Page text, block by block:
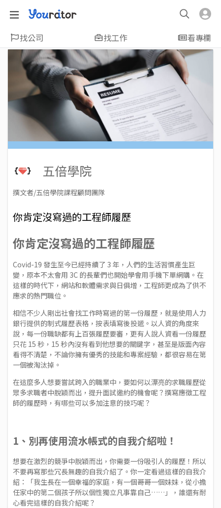
找公司 找工作 看專欄
五倍學院
撰文者/五倍學院課程顧問團隊
你肯定沒寫過的工程師履歷
你肯定沒寫過的工程師履歷
Covid-19 發生至今已經持續了 3 年，人們的生活習慣產生巨
變，原本不太會用 3C 的長輩們也開始學會用手機下單網購。在
這樣的時代下，網站和軟體需求與日俱增，工程師更成為了供不
應求的熱門職位。
相信不少人剛出社會找工作時寫過的第一份履歷，就是使用人力
銀行提供的制式履歷表格，按表填寫後投遞。以人資的角度來
說，每一份職缺都有上百張履歷要審，更有人說人資看一份履歷
只花 15 秒，15 秒內沒有看到他想要的關鍵字，甚至是版面內容
看得不清楚，不論你擁有優秀的技能和專案經驗，都很容易在第
一個被淘汰掉。
在這麼多人想要嘗試跨入的職業中，要如何以漂亮的求職履歷從
眾多求職者中脫穎而出，提升面試邀約的機會呢？撰寫應徵工程
師的履歷時，有哪些可以多加注意的技巧呢？
1、別再使用流水帳式的自我介紹啦！
想要在激烈的競爭中脫穎而出，你需要一份吸引人的履歷！所以
不要再寫那些冗長無趣的自我介紹了。你一定看過這樣的自我介
紹：「我生長在一個幸福的家庭，有一個哥哥一個妹妹，從小擔
任家中的第二個孩子所以個性獨立凡事靠自己……」，誰還有耐
心看完這樣的自我介紹呢？